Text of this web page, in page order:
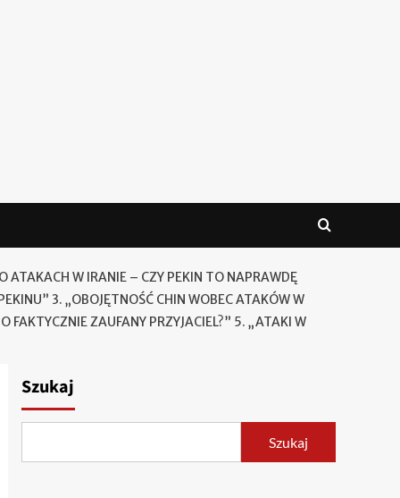
ATAKACH W IRANIE – CZY PEKIN TO NAPRAWDĘ
3. „OBOJĘTNOŚĆ CHIN WOBEC ATAKÓW W
FAKTYCZNIE ZAUFANY PRZYJACIEL?” 5. „ATAKI W
Szukaj
Szukaj